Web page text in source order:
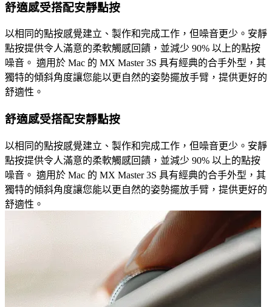
舒適感受搭配安靜點按
以相同的點按感覺建立、製作和完成工作，但噪音更少。安靜
點按提供令人滿意的柔軟觸感回饋，並減少 90% 以上的點按
噪音。 適用於 Mac 的 MX Master 3S 具有經典的合手外型，其
獨特的傾斜角度讓您能以更自然的姿勢擺放手臂，提供更好的
舒適性。
舒適感受搭配安靜點按
以相同的點按感覺建立、製作和完成工作，但噪音更少。安靜
點按提供令人滿意的柔軟觸感回饋，並減少 90% 以上的點按
噪音。 適用於 Mac 的 MX Master 3S 具有經典的合手外型，其
獨特的傾斜角度讓您能以更自然的姿勢擺放手臂，提供更好的
舒適性。